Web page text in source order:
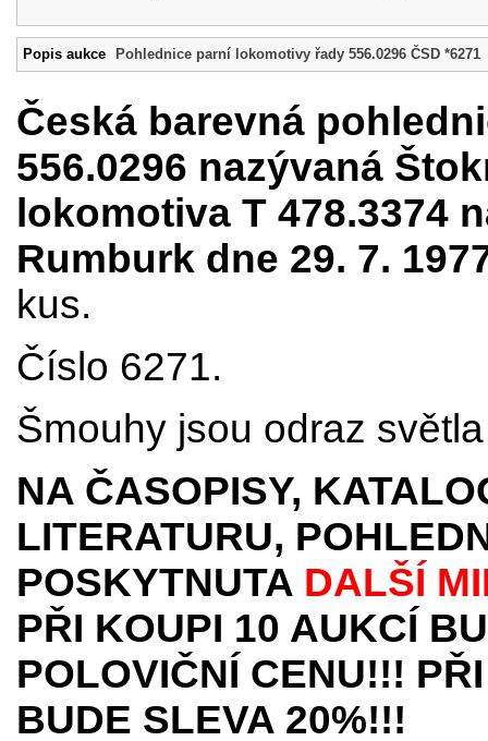
Popis aukce Pohlednice parní lokomotivy řady 556.0296 ČSD *6271
Česká barevná
556.0296 nazývaná
lokomotiva T 478.3374
Rumburk dne 29. 7.
kus.
Číslo 6271.
Šmouhy jsou odraz
NA ČASOPISY,
LITERATURU,
POSKYTNUTA DALŠÍ
PŘI KOUPI 10 AUKCÍ
POLOVIČNÍ CENU!!!
BUDE SLEVA 20%!!!